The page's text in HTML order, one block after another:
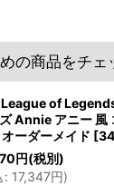
の商品をチェ
of
Annie アニー 風
ーダーメイド [
円(税別)
: 17,347円)